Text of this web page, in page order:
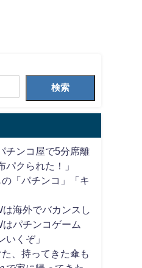
検索
チンコ屋で5分席離
パクられた！」
「パチンコ」「キ
海外でバカンスし
はパチンコゲーム
いくぞ」
、持ってきた傘も